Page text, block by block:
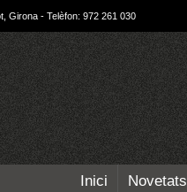
Girona - Telèfon: 972 261 030
Inici Novetats